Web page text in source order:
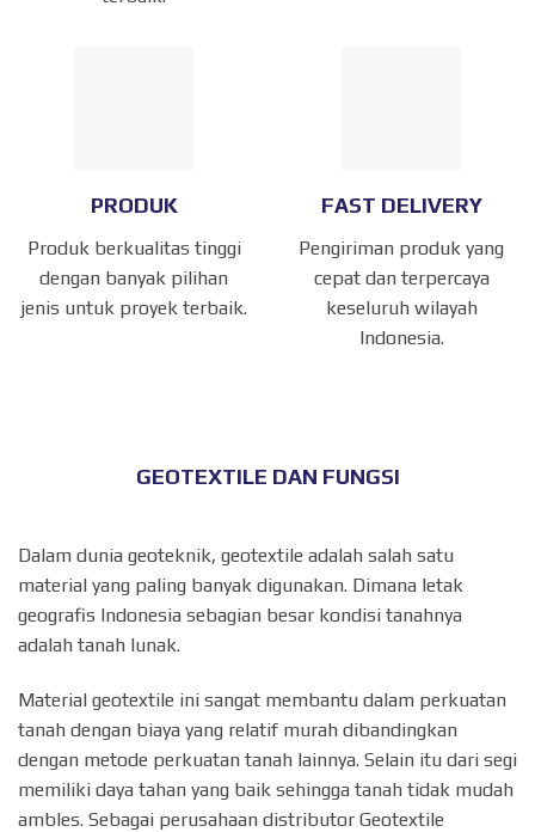
PRODUK
Produk berkualitas tinggi
dengan banyak pilihan
jenis untuk proyek terbaik.
FAST DELIVERY
Pengiriman produk yang
cepat dan terpercaya
keseluruh wilayah
Indonesia.
GEOTEXTILE DAN FUNGSI
Dalam dunia geoteknik, geotextile adalah salah satu
material yang paling banyak digunakan. Dimana letak
geografis Indonesia sebagian besar kondisi tanahnya
adalah tanah lunak.
Material geotextile ini sangat membantu dalam perkuatan
tanah dengan biaya yang relatif murah dibandingkan
dengan metode perkuatan tanah lainnya. Selain itu dari segi
memiliki daya tahan yang baik sehingga tanah tidak mudah
ambles. Sebagai perusahaan distributor Geotextile